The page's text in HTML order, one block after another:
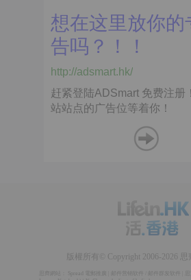
版權所有© Copyright 2006-2026 思
Spread 電郵推廣